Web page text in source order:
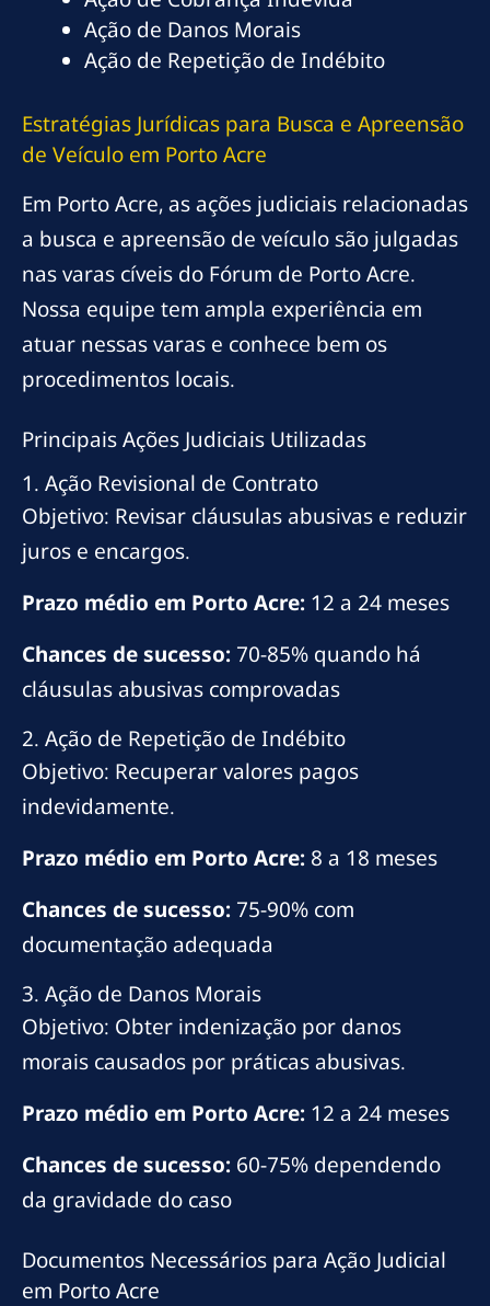
Ação de Danos Morais
Ação de Repetição de Indébito
Estratégias Jurídicas para Busca e Apreensão
de Veículo em Porto Acre
Em Porto Acre, as ações judiciais relacionadas
a busca e apreensão de veículo são julgadas
nas varas cíveis do Fórum de Porto Acre.
Nossa equipe tem ampla experiência em
atuar nessas varas e conhece bem os
procedimentos locais.
Principais Ações Judiciais Utilizadas
1. Ação Revisional de Contrato
Objetivo: Revisar cláusulas abusivas e reduzir
juros e encargos.
Prazo médio em Porto Acre: 12 a 24 meses
Chances de sucesso: 70-85% quando há
cláusulas abusivas comprovadas
2. Ação de Repetição de Indébito
Objetivo: Recuperar valores pagos
indevidamente.
Prazo médio em Porto Acre: 8 a 18 meses
Chances de sucesso: 75-90% com
documentação adequada
3. Ação de Danos Morais
Objetivo: Obter indenização por danos
morais causados por práticas abusivas.
Prazo médio em Porto Acre: 12 a 24 meses
Chances de sucesso: 60-75% dependendo
da gravidade do caso
Documentos Necessários para Ação Judicial
em Porto Acre